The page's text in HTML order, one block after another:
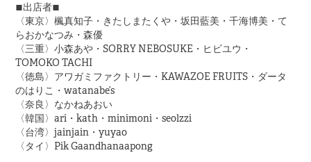
■出店者■
〈東京〉楓真知子・きたしまたくや・坂田藍美・千海博美・て
らおかなつみ・森優
〈三重〉小森あや・SORRY NEBOSUKE・ヒビユウ・
TOMOKO TACHI
〈徳島〉アワガミファクトリー・KAWAZOE FRUITS・ダータ
のはりこ・watanabe’s
〈奈良〉なかねあおい
〈韓国〉ari・kath・minimoni・seolzzi
〈台湾〉jainjain・yuyao
〈タイ〉Pik Gaandhanaapong